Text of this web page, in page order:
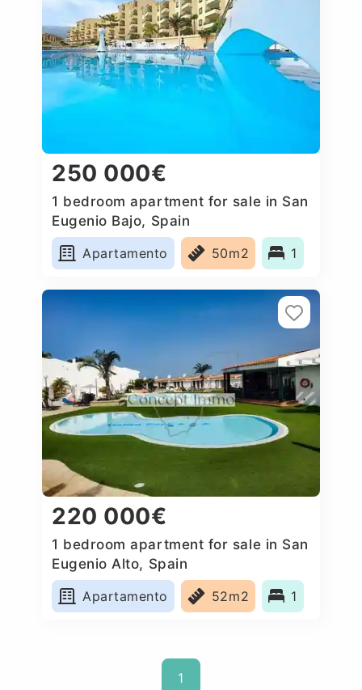
250 000€
1 bedroom apartment for sale in San
Eugenio Bajo, Spain
Apartamento
50m2 1
220 000€
1 bedroom apartment for sale in San
Eugenio Alto, Spain
Apartamento
52m2 1
1